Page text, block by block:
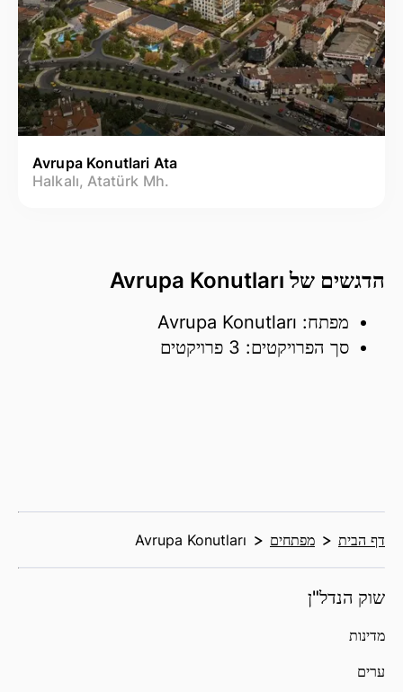
Avrupa Konutlari Ata
Halkalı, Atatürk Mh.
הדגשים של Avrupa Konutları
מפתח: Avrupa Konutları
סך הפרויקטים: 3 פרויקטים
דף הבית מפתחים Avrupa Konutları
שוק הנדל"ן
מדינות
ערים